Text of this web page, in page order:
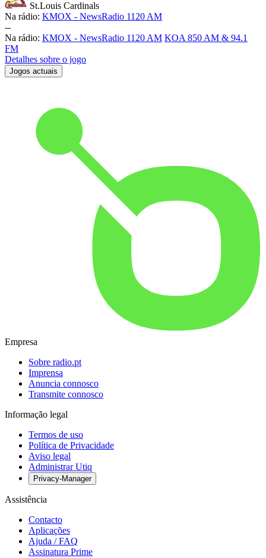
St.Louis Cardinals
Na rádio: KMOX - NewsRadio 1120 AM
--
Na rádio: KMOX - NewsRadio 1120 AM KOA 850 AM & 94.1
FM
Detalhes sobre o jogo
Jogos actuais
Empresa
Sobre radio.pt
Imprensa
Anuncia connosco
Transmite connosco
Informação legal
Termos de uso
Política de Privacidade
Aviso legal
Administrar Utiq
Privacy-Manager
Assistência
Contacto
Aplicações
Ajuda / FAQ
Assinatura Prime